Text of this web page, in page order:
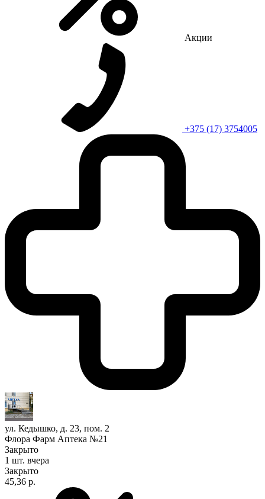
Акции
+375 (17) 3754005
ул. Кедышко, д. 23, пом. 2
Флора Фарм Аптека №21
Закрыто
1 шт. вчера
Закрыто
45,36 р.